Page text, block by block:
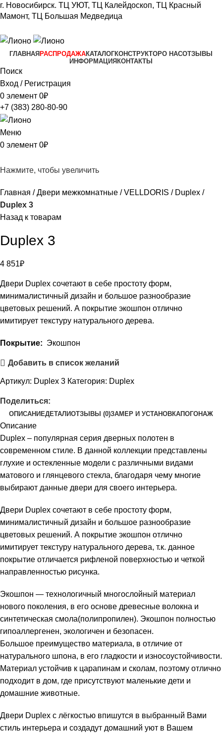
г. Новосибирск. ТЦ УЮТ, ТЦ Калейдоскоп, ТЦ Красный
Мамонт, ТЦ Большая Медведица​
ГЛАВНАЯ РАСПРОДАЖАКАТАЛОГКОНСТРУКТОРО НАСОТЗЫВЫ
ИНФОРМАЦИЯ КОНТАКТЫ
Поиск
Вход / Регистрация
0 элемент 0₽
+7 (383) 280-80-90
Меню
0 элемент 0₽
Нажмите, чтобы увеличить
Главная Двери межкомнатные VELLDORIS
Duplex
Duplex 3
Назад к товарам
Duplex 3
4 851₽
Двери Duplex сочетают в себе простоту форм,
минималистичный дизайн и большое разнообразие
цветовых решений. А покрытие экошпон отлично
имитирует текстуру натурального дерева.
Покрытие: Экошпон
Добавить в список желаний
Артикул: Duplex 3 Категория: Duplex
Поделиться:
ОПИСАНИЕДЕТАЛИОТЗЫВЫ (0)ЗАМЕР И УСТАНОВКАПОГОНАЖ
Описание
Duplex – популярная серия дверных полотен в
современном стиле. В данной коллекции представлены
глухие и остекленные модели с различными видами
матового и глянцевого стекла, благодаря чему многие
выбирают данные двери для своего интерьера.
Двери Duplex сочетают в себе простоту форм,
минималистичный дизайн и большое разнообразие
цветовых решений. А покрытие экошпон отлично
имитирует текстуру натурального дерева, т.к. данное
покрытие отличается рифленой поверхностью и четкой
направленностью рисунка.
Экошпон — технологичный многослойный материал
нового поколения, в его основе древесные волокна и
синтетическая смола(полипропилен). Экошпон полностью
гипоаллергенен, экологичен и безопасен.
Большое преимущество материала, в отличие от
натурального шпона, в его гладкости и износоустойчивости.
Материал устойчив к царапинам и сколам, поэтому отлично
подходит в дом, где присутствуют маленькие дети и
домашние животные.
Двери Duplex с лёгкостью впишутся в выбранный Вами
стиль интерьера и создадут домашний уют в Вашем